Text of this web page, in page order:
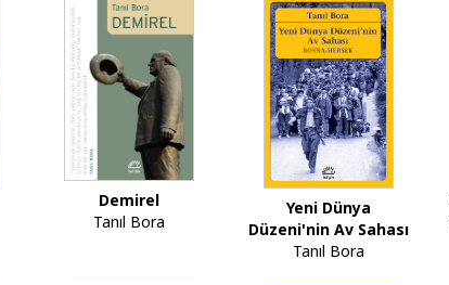
Demirel
Tanıl Bora
Yeni Dünya
Düzeni'nin Av Sahası
Tanıl Bora